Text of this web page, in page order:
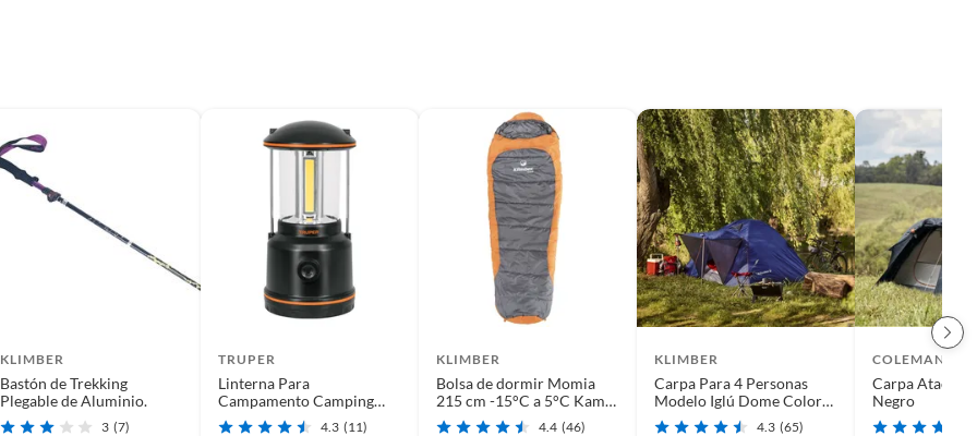
KLIMBER
Bastón de Trekking
Plegable de Aluminio.
3 (7)
TRUPER
Linterna Para
Campamento Camping
Flashlight Farol Led
4.3 (11)
KLIMBER
Bolsa de dormir Momia
215 cm -15°C a 5°C Kamet
Terracota
4.4 (46)
KLIMBER
Carpa Para 4 Personas
Modelo Iglú Dome Color
Azul
4.3 (65)
COLEMAN
Carpa
Negro